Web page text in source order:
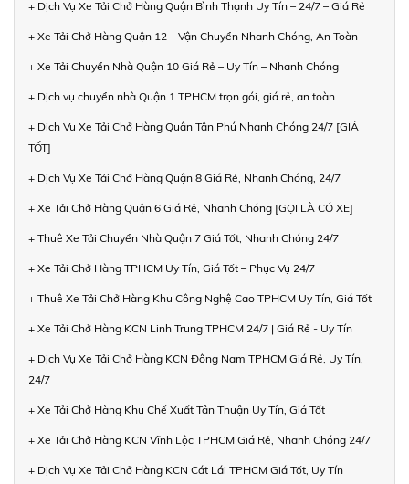
+ Dịch Vụ Xe Tải Chở Hàng Quận Bình Thạnh Uy Tín – 24/7 – Giá Rẻ
+ Xe Tải Chở Hàng Quận 12 – Vận Chuyển Nhanh Chóng, An Toàn
+ Xe Tải Chuyển Nhà Quận 10 Giá Rẻ – Uy Tín – Nhanh Chóng
+ Dịch vụ chuyển nhà Quận 1 TPHCM trọn gói, giá rẻ, an toàn
+ Dịch Vụ Xe Tải Chở Hàng Quận Tân Phú Nhanh Chóng 24/7 [GIÁ
TỐT]
+ Dịch Vụ Xe Tải Chở Hàng Quận 8 Giá Rẻ, Nhanh Chóng, 24/7
+ Xe Tải Chở Hàng Quận 6 Giá Rẻ, Nhanh Chóng [GỌI LÀ CÓ XE]
+ Thuê Xe Tải Chuyển Nhà Quận 7 Giá Tốt, Nhanh Chóng 24/7
+ Xe Tải Chở Hàng TPHCM Uy Tín, Giá Tốt – Phục Vụ 24/7
+ Thuê Xe Tải Chở Hàng Khu Công Nghệ Cao TPHCM Uy Tín, Giá Tốt
+ Xe Tải Chở Hàng KCN Linh Trung TPHCM 24/7 | Giá Rẻ - Uy Tín
+ Dịch Vụ Xe Tải Chở Hàng KCN Đông Nam TPHCM Giá Rẻ, Uy Tín,
24/7
+ Xe Tải Chở Hàng Khu Chế Xuất Tân Thuận Uy Tín, Giá Tốt
+ Xe Tải Chở Hàng KCN Vĩnh Lộc TPHCM Giá Rẻ, Nhanh Chóng 24/7
+ Dịch Vụ Xe Tải Chở Hàng KCN Cát Lái TPHCM Giá Tốt, Uy Tín